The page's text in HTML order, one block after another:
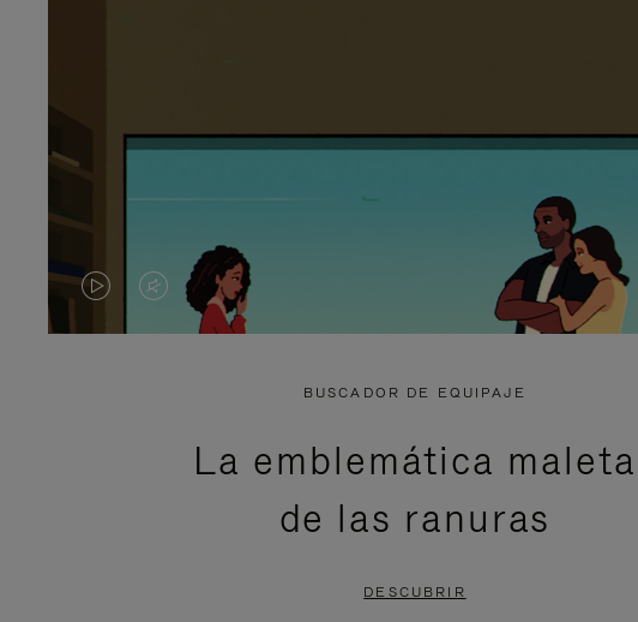
EL
PAUSADO,
EL
ESTÁ
DESACTIVADO:
BUSCADOR DE EQUIPAJE
La emblemática maleta
de las ranuras
DESCUBRIR